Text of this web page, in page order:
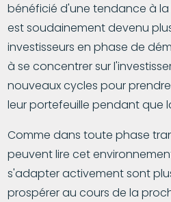
bénéficié d'une tendance à
est soudainement devenu
investisseurs en phase de
à se concentrer sur
nouveaux cycles pour
leur portefeuille pendant que
Comme dans toute phase
peuvent lire cet
s'adapter activement sont
prospérer au cours de la